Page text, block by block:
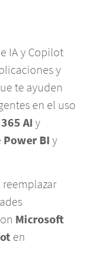
IA y Copilot
y
te ayuden
en el uso
AI y
Power BI y
Microsoft
en